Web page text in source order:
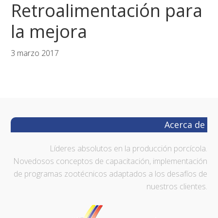
Saltar
principal
Saltar
contenido
Saltar
página
Retroalimentación para
la mejora
3 marzo 2017
Footer Acerca de
Líderes absolutos en la producción porcícola.
Novedosos conceptos de capacitación, implementación
de programas zootécnicos adaptados a los desafíos de
nuestros clientes.